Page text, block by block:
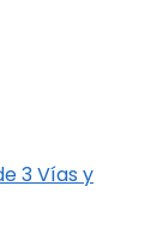
3 Vías y